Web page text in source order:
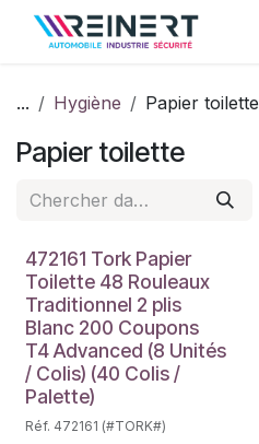
Se rendre au contenu
... Hygiène Papier toilette
Papier toilette
472161 Tork Papier
Toilette 48 Rouleaux
Traditionnel 2 plis
Blanc 200 Coupons
T4 Advanced (8 Unités
/ Colis) (40 Colis /
Palette)
Réf. 472161 (#TORK#)